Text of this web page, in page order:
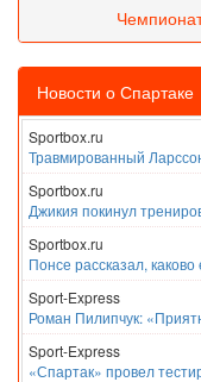
Новости о Спартаке
Sportbox.ru
Травмированный
Sportbox.ru
Джикия покинул
Sportbox.ru
Понсе рассказал,
Sport-Express
Роман Пилипчук:
Sport-Express
«Спартак» провел